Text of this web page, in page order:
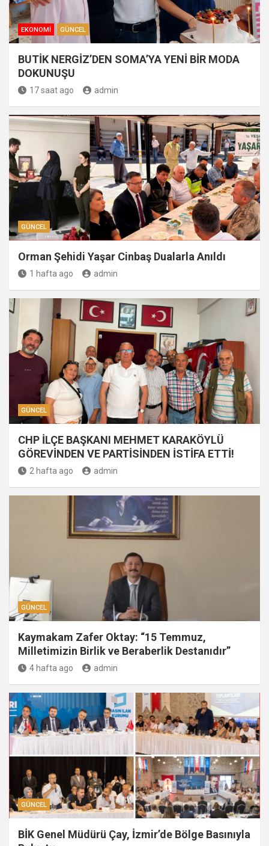
EKONOMI GÜNCEL
BUTİK NERGİZ’DEN SOMA’YA YENİ BİR MODA
DOKUNUŞU
17 saat ago admin
GÜNCEL
Orman Şehidi Yaşar Cinbaş Dualarla Anıldı
1 hafta ago admin
GÜNCEL
CHP İLÇE BAŞKANI MEHMET KARAKÖYLÜ
GÖREVİNDEN VE PARTİSİNDEN İSTİFA ETTİ!
2 hafta ago admin
GÜNCEL
Kaymakam Zafer Oktay: “15 Temmuz,
Milletimizin Birlik ve Beraberlik Destanıdır”
4 hafta ago admin
GÜNCEL
BİK Genel Müdürü Çay, İzmir’de Bölge Basınıyla